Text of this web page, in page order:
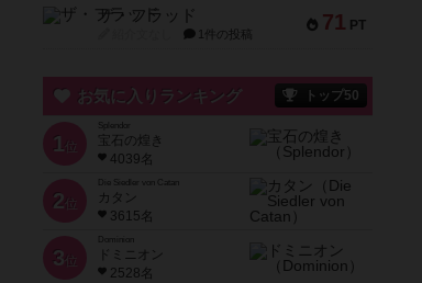
71 PT
ザ・フラッド
1件の投稿
お気に入りランキング トップ50
1 位
宝石の煌き
4039名
2 位
Die Siedler von Catan
カタン
3615名
3 位
ドミニオン
2528名